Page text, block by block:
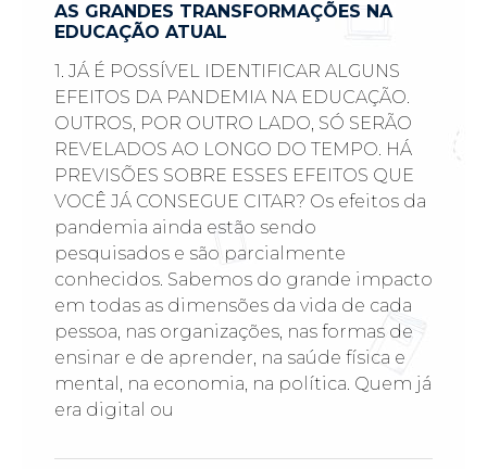
AS GRANDES TRANSFORMAÇÕES NA
EDUCAÇÃO ATUAL
1. JÁ É POSSÍVEL IDENTIFICAR ALGUNS
EFEITOS DA PANDEMIA NA EDUCAÇÃO.
OUTROS, POR OUTRO LADO, SÓ SERÃO
REVELADOS AO LONGO DO TEMPO. HÁ
PREVISÕES SOBRE ESSES EFEITOS QUE
VOCÊ JÁ CONSEGUE CITAR? Os efeitos da
pandemia ainda estão sendo
pesquisados e são parcialmente
conhecidos. Sabemos do grande impacto
em todas as dimensões da vida de cada
pessoa, nas organizações, nas formas de
ensinar e de aprender, na saúde física e
mental, na economia, na política. Quem já
era digital ou